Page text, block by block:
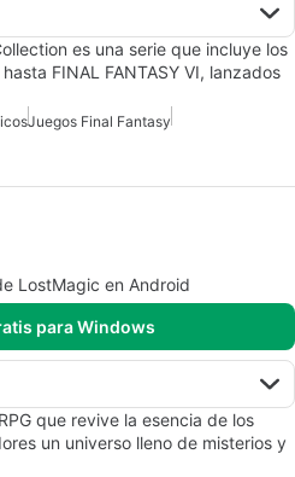
es una serie que incluye los
FINAL FANTASY VI, lanzados
Juegos Final Fantasy
LostMagic en Android
para Windows
que revive la esencia de los
un universo lleno de misterios y